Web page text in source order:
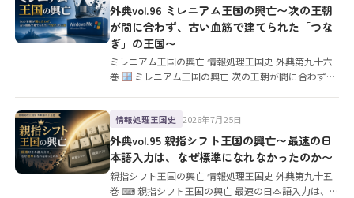
外典vol.96 ミレニアム王国の興亡〜次の王朝
が間に合わず、古い血筋で建てられた「つな
ぎ」の王国〜
ミレニアム王国の興亡 情報処理王国史 外典第九十六
巻
ミレニアム王国の興亡 次の王朝が間に合わず、
情報処理王国史 2026年7月25日
外典vol.95 親指シフト王国の興亡〜最速の日
本語入力は、なぜ標準になれなかったのか〜
親指シフト王国の興亡 情報処理王国史 外典第九十五
巻 ⌨ 親指シフト王国の興亡 最速の日本語入力は、な